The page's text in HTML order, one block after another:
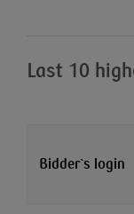
Last 10
Bidder`s login